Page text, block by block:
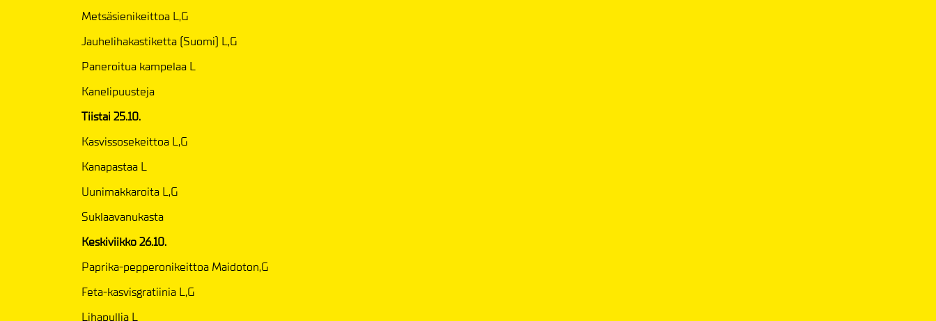
Metsäsienikeittoa L,G
Jauhelihakastiketta (Suomi) L,G
Paneroitua kampelaa L
Kanelipuusteja
Tiistai 25.10.
Kasvissosekeittoa L,G
Kanapastaa L
Uunimakkaroita L,G
Suklaavanukasta
Keskiviikko 26.10.
Paprika-pepperonikeittoa Maidoton,G
Feta-kasvisgratiinia L,G
Lihapullia L